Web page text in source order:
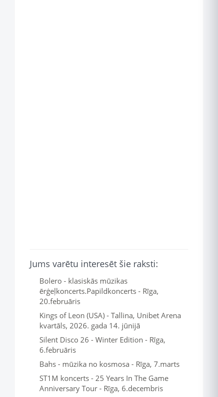
Jums varētu interesēt šie raksti:
Bolero - klasiskās mūzikas
ērģeļkoncerts.Papildkoncerts - Rīga,
20.februāris
Kings of Leon (USA) - Tallina, Unibet Arena
kvartāls, 2026. gada 14. jūnijā
Silent Disco 26 - Winter Edition - Rīga,
6.februāris
Bahs - mūzika no kosmosa - Rīga, 7.marts
ST1M koncerts - 25 Years In The Game
Anniversary Tour - Rīga, 6.decembris